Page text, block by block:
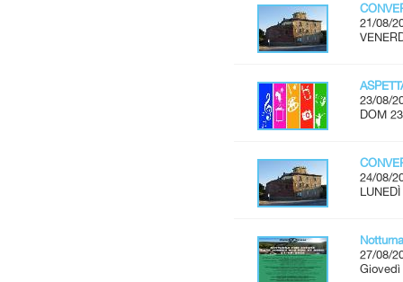
21/08/
23/08/
DOM
24/08/
27/08/
Giovedì